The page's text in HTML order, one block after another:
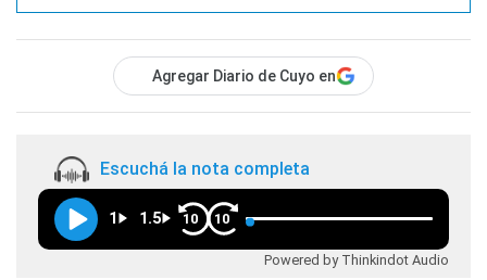
Agregar Diario de Cuyo en
Escuchá la nota completa
1 1.5 10 10
Powered by Thinkindot Audio